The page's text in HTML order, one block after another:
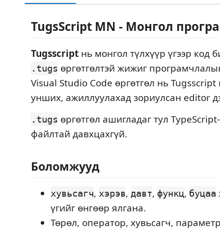
TugsScript MN - Монгол
Tugsscript нь монгол түлхүүр үгээр код
.tugs өргөтгөлтэй жижиг
Visual Studio Code өргөтгөл нь
унших, ажиллуулахад зориулсан editor
.tugs өргөтгөл ашигладаг тул
файлтай давхцахгүй.
Боломжууд
хувьсагч, хэрэв, давт, функц, буцаа
үгийг өнгөөр ялгана.
Төрөл, оператор, хувьсагч,